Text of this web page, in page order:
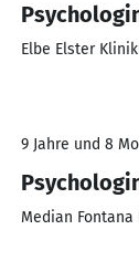
Elbe Elster
9 Jahre und 8
Median